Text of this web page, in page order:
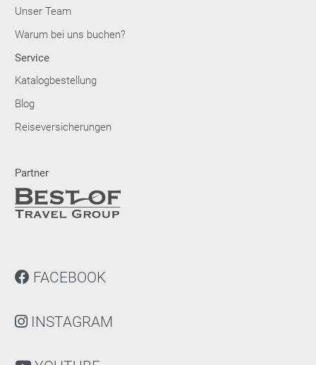
Unser Team
Warum bei uns buchen?
Service
Katalogbestellung
Blog
Reiseversicherungen
Partner
FACEBOOK
INSTAGRAM